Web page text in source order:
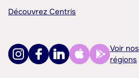
Découvrez Centris
Voir nos
régions